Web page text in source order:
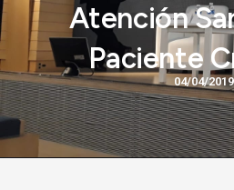
Atención
Paciente
04/04/2019